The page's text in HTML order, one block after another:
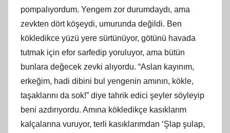
pompalıyordum. Yengem zor durumdaydı, ama
zevkten dört köşeydi, umurunda değildi. Ben
kökledikce yüzü yere sürtünüyor, götünü havada
tutmak için efor sarfedip yoruluyor, ama bütün
bunlara değecek zevki alıyordu. “Aslan kayınım,
erkeğim, hadi dibini bul yengenin amının, kökle,
taşaklarını da sok!” diye tahrik edici şeyler söyleyip
beni azdırıyordu. Amına kökledikçe kasıklarım
kalçalarına vuruyor, terli kasıklarımdan ‘Şlap şulap,